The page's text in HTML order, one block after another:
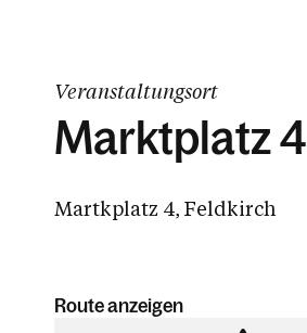
Veranstaltungsort
Marktplatz 4
Martkplatz 4, Feldkirch
Route anzeigen